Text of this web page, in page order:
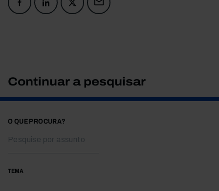
Continuar a pesquisar
O QUE PROCURA?
TEMA